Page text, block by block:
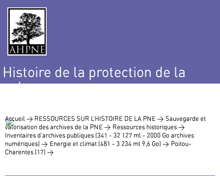
Histoire de la protection de la
nature
Accueil > RESSOURCES SUR L’HISTOIRE DE LA PNE > Sauvegarde et
valorisation des archives de la PNE > Ressources historiques >
Inventaires d’archives publiques (341 - 32 127 ml - 2000 Go archives
numériques) > Energie et climat (481 - 3 234 ml 9,6 Go) > Poitou-
Charentes (17) >